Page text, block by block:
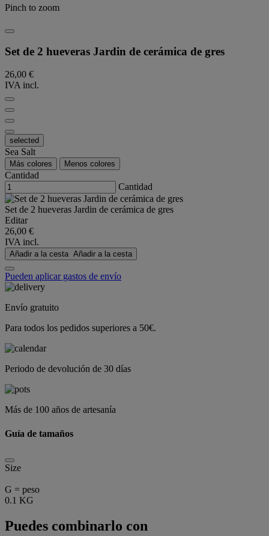
Pinch to zoom
Set de 2 hueveras Jardin de cerámica de gres
26,00 €
IVA incl.
selected
Sea Salt
Más colores Menos colores
Cantidad
Cantidad
Set de 2 hueveras Jardin de cerámica de gres
Editar
26,00 €
IVA incl.
Añadir a la cesta Añadir a la cesta
Pueden aplicar gastos de envío
Envío gratuito
Para todos los pedidos superiores a 50€.
Periodo de devolución de 30 días
Más de 100 años de artesanía
Guía de tamaños
Size
G = peso
0.1 KG
Puedes combinarlo con